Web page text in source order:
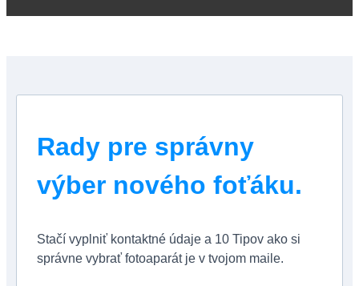
Rady pre správny
výber nového foťáku.
Stačí vyplniť kontaktné údaje a 10 Tipov ako si
správne vybrať fotoaparát je v tvojom maile.